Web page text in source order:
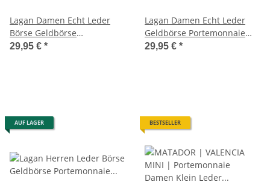
Lagan Damen Echt Leder
Börse Geldbörse
Portemonnaie Geldbeutel
29,95 € *
Lagan Damen Echt Leder
Geldbörse Portemonnaie
Geldbeutel Brieftasche
29,95 € *
AUF LAGER BESTSELLER